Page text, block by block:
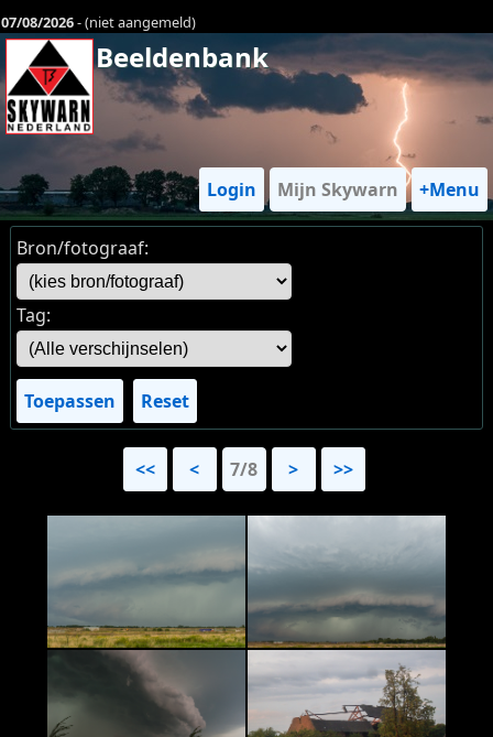
07/08/2026- (niet aangemeld)
Beeldenbank
Login Mijn Skywarn +Menu
Bron/fotograaf:
Tag:
Toepassen Reset
<< < 7/8 > >>